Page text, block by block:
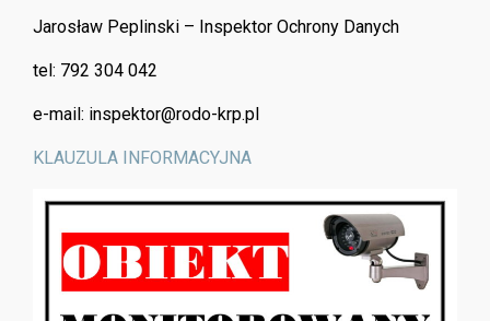
Jarosław Peplinski – Inspektor Ochrony Danych
tel: 792 304 042
e-mail: inspektor@rodo-krp.pl
KLAUZULA INFORMACYJNA